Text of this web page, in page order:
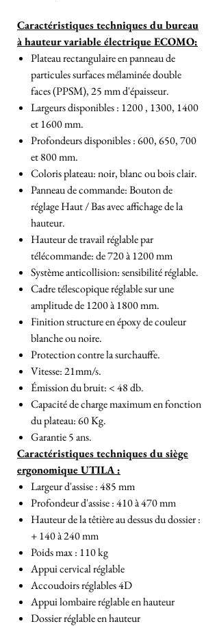
Caractéristiques techniques du bureau
à hauteur variable électrique ECOMO:
Plateau rectangulaire en panneau de
particules surfaces mélaminée double
faces (PPSM), 25 mm d'épaisseur.
Largeurs disponibles : 1200 , 1300, 1400
et 1600 mm.
Profondeurs disponibles : 600, 650, 700
et 800 mm.
Coloris plateau: noir, blanc ou bois clair.
Panneau de commande: Bouton de
réglage Haut / Bas avec affichage de la
hauteur.
Hauteur de travail réglable par
télécommande: de 720 à 1200 mm
Système anticollision: sensibilité réglable.
Cadre télescopique réglable sur une
amplitude de 1200 à 1800 mm.
Finition structure en époxy de couleur
blanche ou noire.
Protection contre la surchauffe.
Vitesse: 21mm/s.
Émission du bruit: < 48 db.
Capacité de charge maximum en fonction
du plateau: 60 Kg.
Garantie 5 ans.
Caractéristiques techniques du siège
ergonomique UTILA :
Largeur d'assise : 485 mm
Profondeur d'assise : 410 à 470 mm
Hauteur de la têtière au dessus du dossier :
+ 140 à 240 mm
Poids max : 110 kg
Appui cervical réglable
Accoudoirs réglables 4D
Appui lombaire réglable en hauteur
Dossier réglable en hauteur